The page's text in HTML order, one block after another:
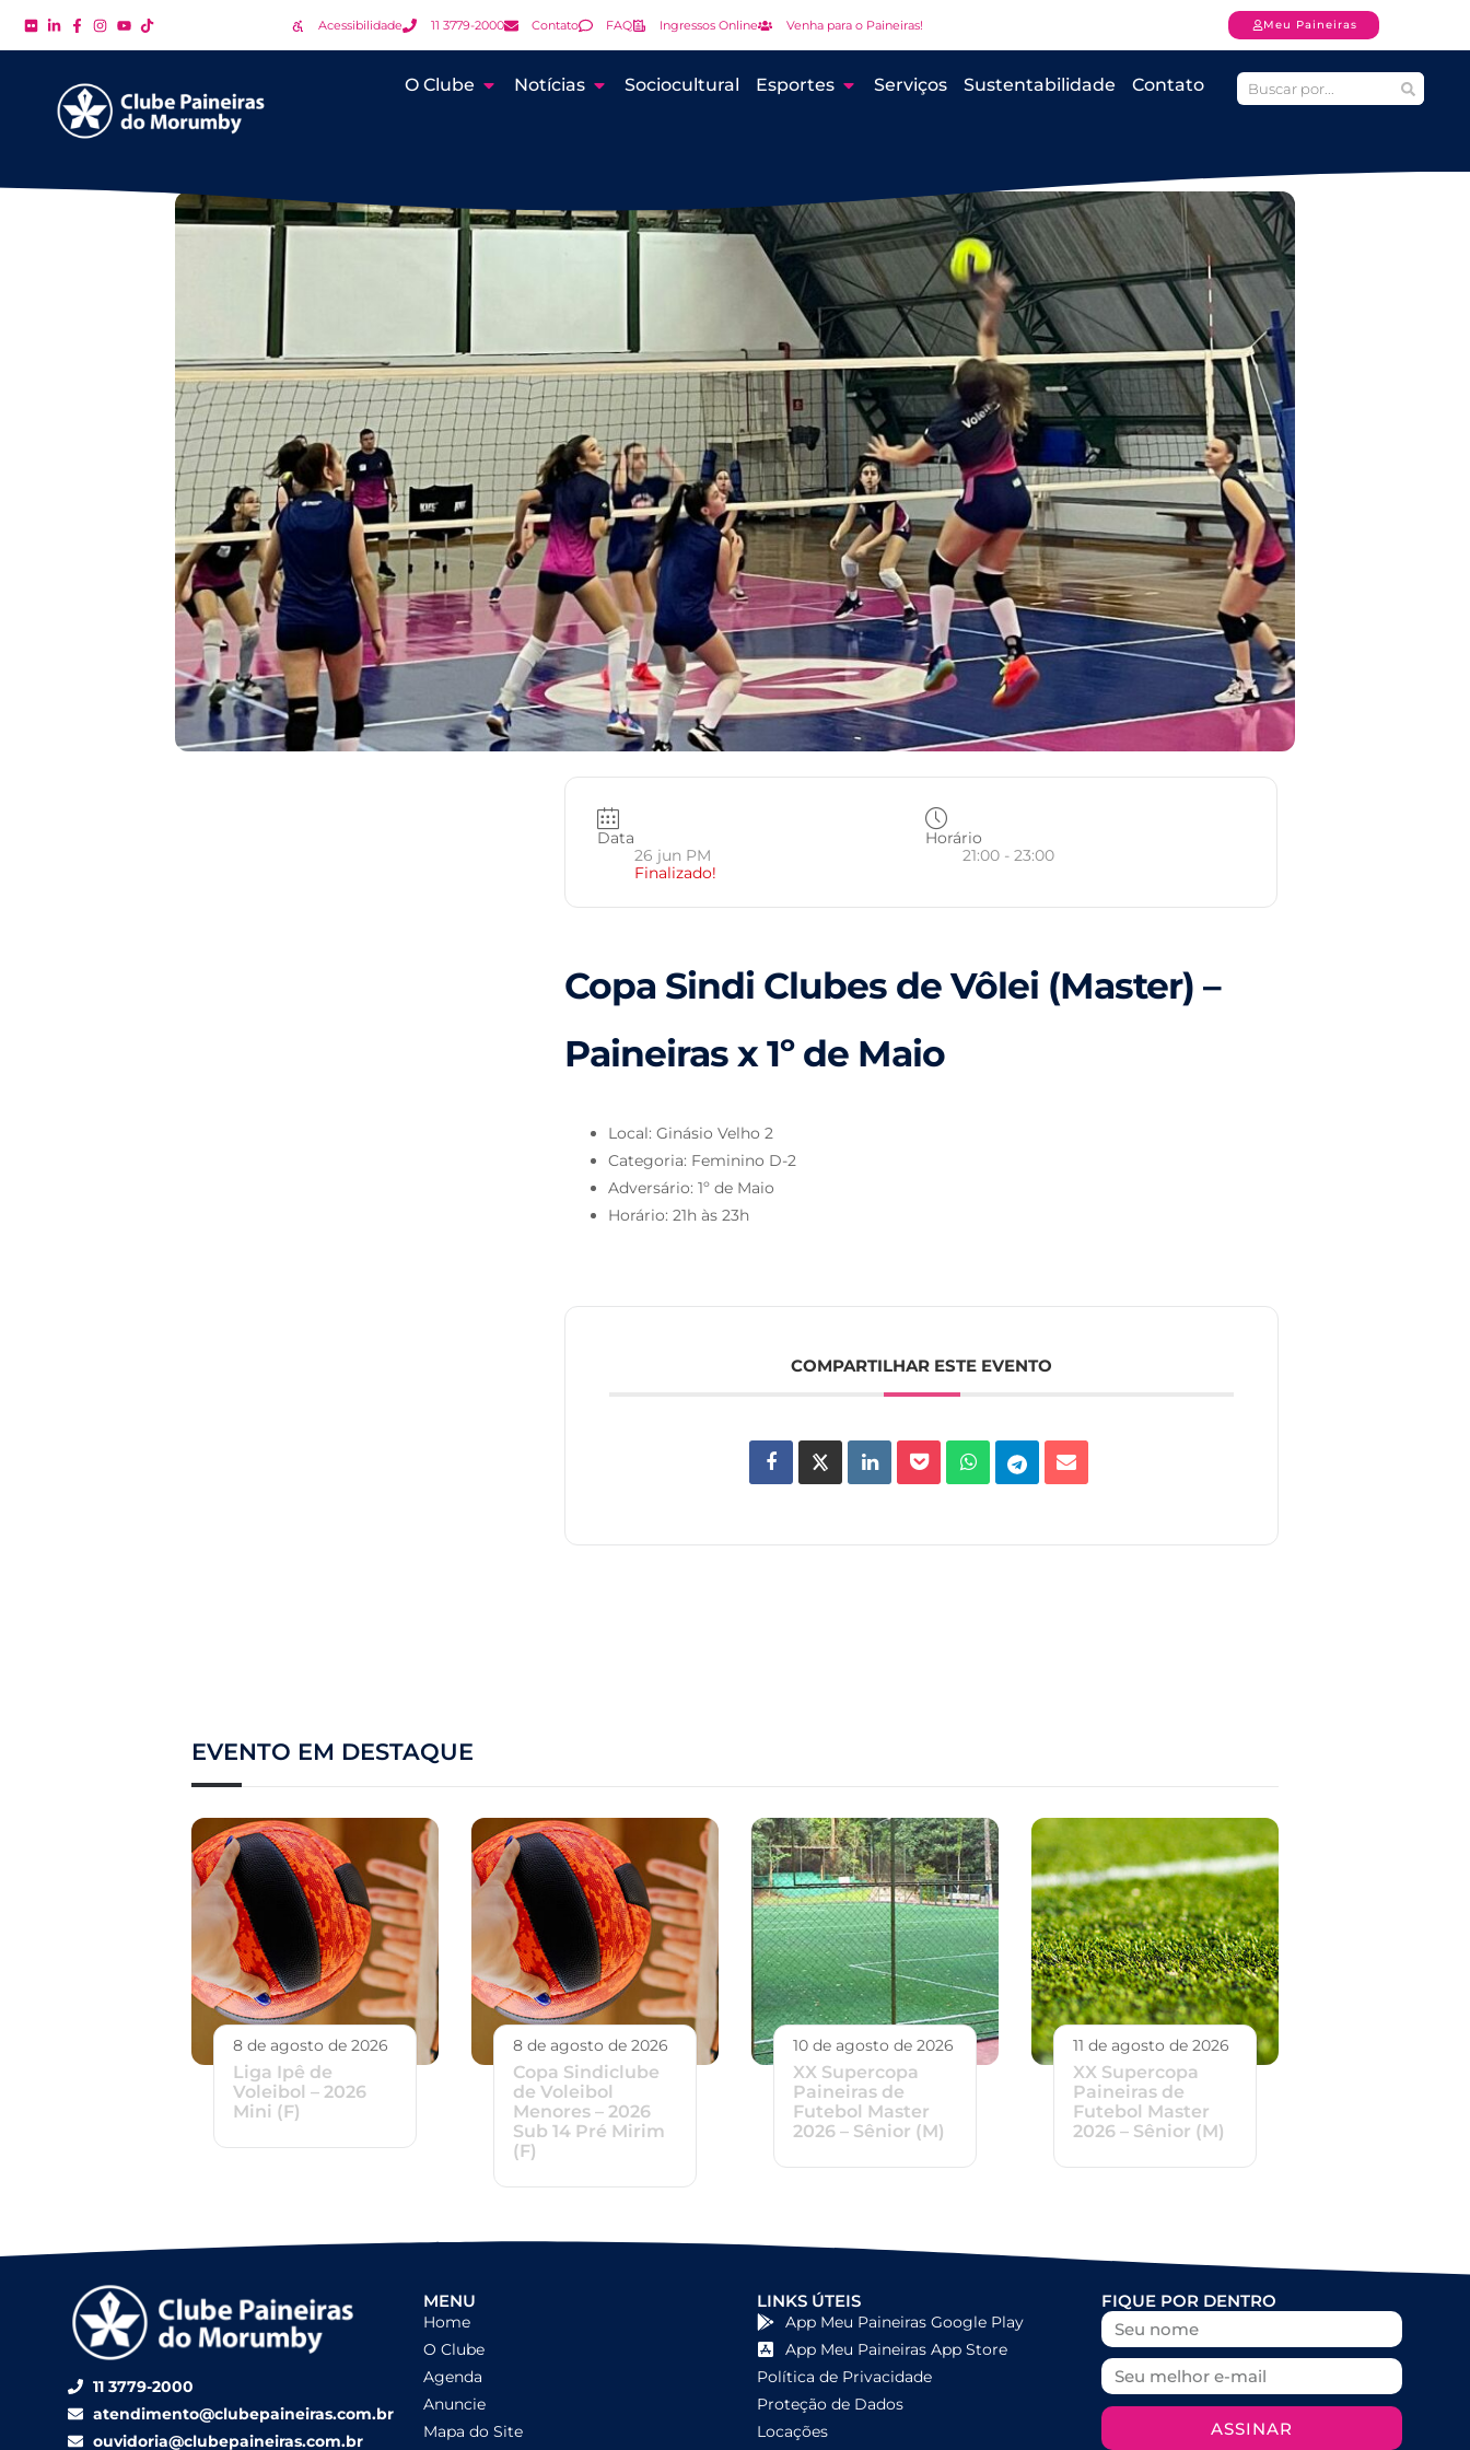
Acessibilidade 11 3779-2000 Contato FAQ Ingressos Online Venha para o Paineiras! Meu Paineiras
O Clube Notícias Sociocultural Esportes Serviços Sustentabilidade Contato
Data
26 jun PM
Finalizado!
Horário
21:00 - 23:00
Copa Sindi Clubes de Vôlei (Master) –
Paineiras x 1º de Maio
Local: Ginásio Velho 2
Categoria: Feminino D-2
Adversário: 1º de Maio
Horário: 21h às 23h
COMPARTILHAR ESTE EVENTO
EVENTO EM DESTAQUE
8 de agosto de 2026
Liga Ipê de
Voleibol – 2026
Mini (F)
8 de agosto de 2026
Copa Sindiclube
de Voleibol
Menores – 2026
Sub 14 Pré Mirim
(F)
10 de agosto de 2026
XX Supercopa
Paineiras de
Futebol Master
2026 – Sênior (M)
11 de agosto de 2026
XX Supercopa
Paineiras de
Futebol Master
2026 – Sênior (M)
11 3779-2000
atendimento@clubepaineiras.com.br
ouvidoria@clubepaineiras.com.br
MENU
Home
O Clube
Agenda
Anuncie
Mapa do Site
LINKS ÚTEIS
App Meu Paineiras Google Play
App Meu Paineiras App Store
Política de Privacidade
Proteção de Dados
Locações
FIQUE POR DENTRO
ASSINAR